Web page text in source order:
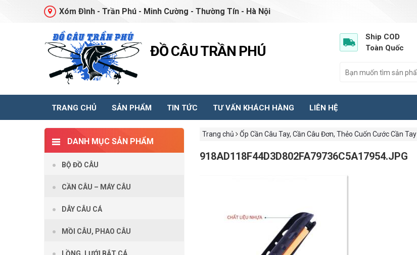
Xóm Đình - Trần Phú - Minh Cường - Thường Tín - Hà Nội
ĐỒ CÂU TRẦN PHÚ
Ship COD
Toàn Quốc
TRANG CHỦ SẢN PHẨM TIN TỨC TƯ VẤN KHÁCH HÀNG LIÊN HỆ
Trang chủ Ốp Cần Câu Tay, Cần Câu Đơn, Thẻo Cuốn Cước Cần Tay
918AD118F44D3D802FA79736C5A17954.JPG
DANH MỤC SẢN PHẨM
BỘ ĐỒ CÂU
CẦN CÂU – MÁY CÂU
DÂY CÂU CÁ
MỒI CÂU, PHAO CÂU